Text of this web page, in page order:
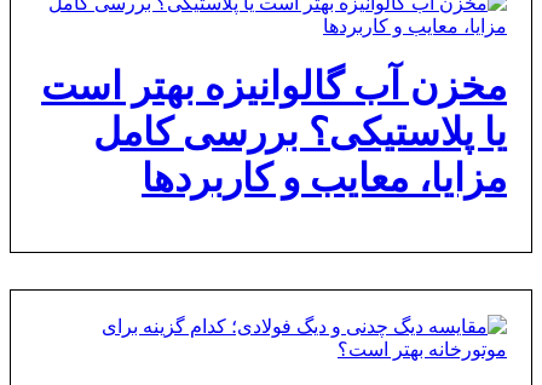
مخزن آب گالوانیزه بهتر است
یا پلاستیکی؟ بررسی کامل
مزایا، معایب و کاربردها